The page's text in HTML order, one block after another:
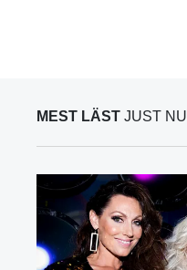
MEST LÄST JUST NU